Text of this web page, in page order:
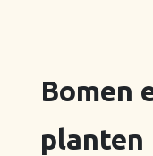
Bomen
planten